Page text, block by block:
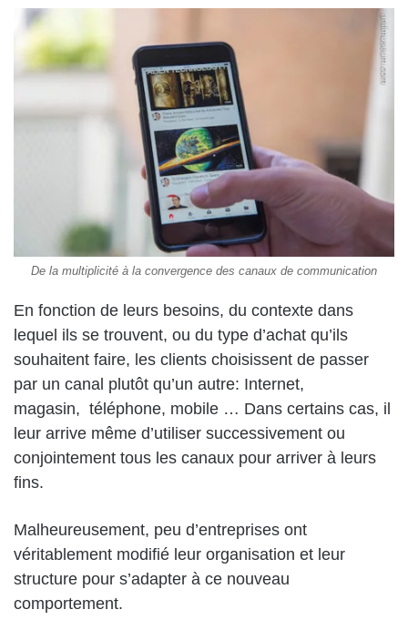
De la multiplicité à la convergence des canaux de communication
En fonction de leurs besoins, du contexte dans
lequel ils se trouvent, ou du type d’achat qu’ils
souhaitent faire, les clients choisissent de passer
par un canal plutôt qu’un autre: Internet,
magasin, téléphone, mobile … Dans certains cas, il
leur arrive même d’utiliser successivement ou
conjointement tous les canaux pour arriver à leurs
fins.
Malheureusement, peu d’entreprises ont
véritablement modifié leur organisation et leur
structure pour s’adapter à ce nouveau
comportement.